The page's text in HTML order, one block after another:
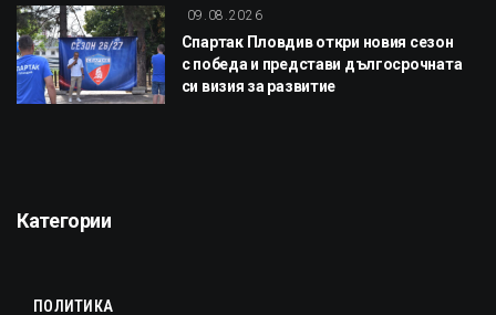
09.08.2026
Спартак Пловдив откри новия сезон
с победа и представи дългосрочната
си визия за развитие
Категории
ПОЛИТИКА